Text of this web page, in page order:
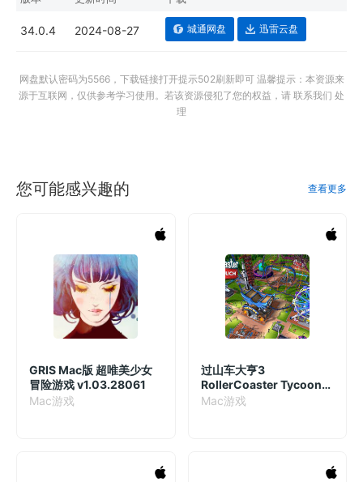
34.0.4 2024-08-27 城通网盘 迅雷云盘
网盘默认密码为5566，下载链接打开提示502刷新即可 温馨提示：本资源来
源于互联网，仅供参考学习使用。若该资源侵犯了您的权益，请 联系我们 处
理
您可能感兴趣的 查看更多
GRIS Mac版 超唯美少女
冒险游戏 v1.03.28061
Mac游戏
过山车大亨3
RollerCoaster Tycoon®
3: Complete Edition
Mac游戏